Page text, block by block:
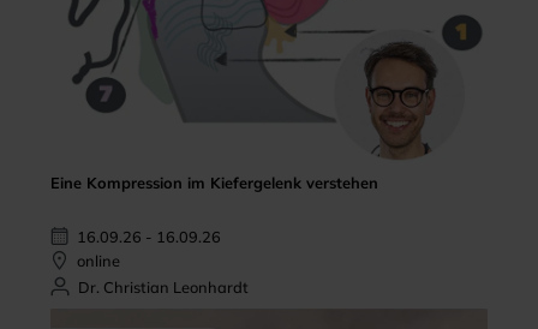
Eine Kompression im Kiefergelenk verstehen
16.09.26 - 16.09.26
online
Dr. Christian Leonhardt